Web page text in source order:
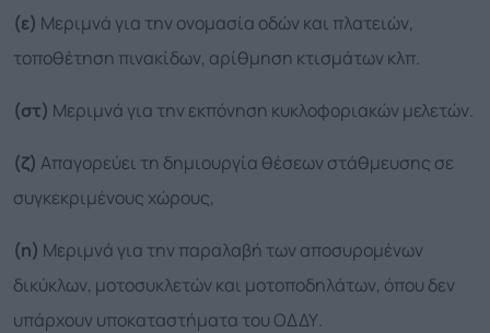
(ε) Μεριμνά για την ονομασία οδών και πλατειών,
τοποθέτηση πινακίδων, αρίθμηση κτισμάτων κλπ.
(στ) Μεριμνά για την εκπόνηση κυκλοφοριακών μελετών.
(ζ) Απαγορεύει τη δημιουργία θέσεων στάθμευσης σε
συγκεκριμένους χώρους,
(η) Μεριμνά για την παραλαβή των αποσυρομένων
δικύκλων, μοτοσυκλετών και μοτοποδηλάτων, όπου δεν
υπάρχουν υποκαταστήματα του ΟΔΔΥ.